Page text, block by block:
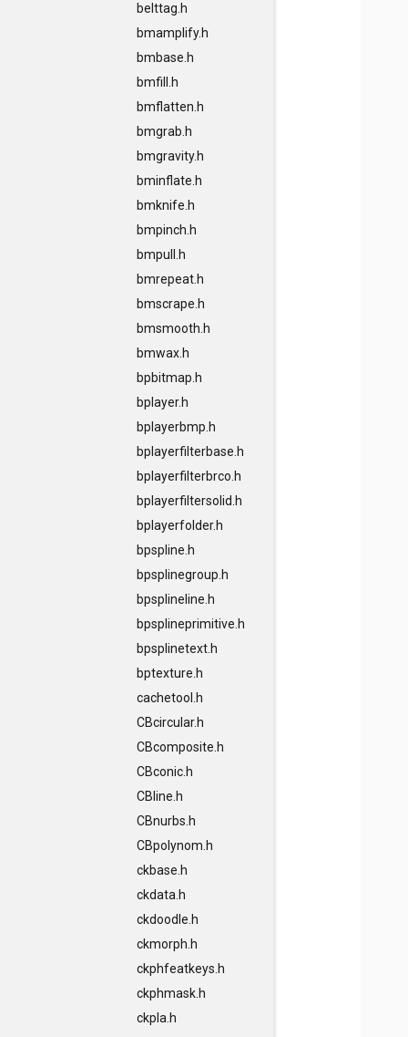
belttag.h
bmamplify.h
bmbase.h
bmfill.h
bmflatten.h
bmgrab.h
bmgravity.h
bminflate.h
bmknife.h
bmpinch.h
bmpull.h
bmrepeat.h
bmscrape.h
bmsmooth.h
bmwax.h
bpbitmap.h
bplayer.h
bplayerbmp.h
bplayerfilterbase.h
bplayerfilterbrco.h
bplayerfiltersolid.h
bplayerfolder.h
bpspline.h
bpsplinegroup.h
bpsplineline.h
bpsplineprimitive.h
bpsplinetext.h
bptexture.h
cachetool.h
CBcircular.h
CBcomposite.h
CBconic.h
CBline.h
CBnurbs.h
CBpolynom.h
ckbase.h
ckdata.h
ckdoodle.h
ckmorph.h
ckphfeatkeys.h
ckphmask.h
ckpla.h